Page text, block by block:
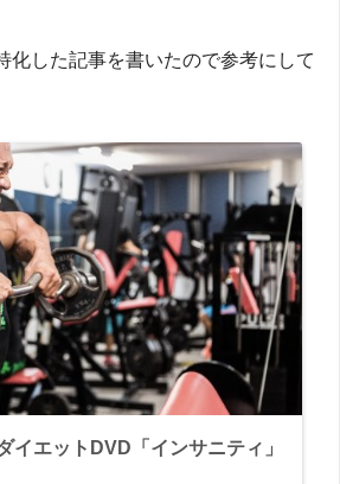
化した記事を書いたので参考にして
イエットDVD「インサニティ」